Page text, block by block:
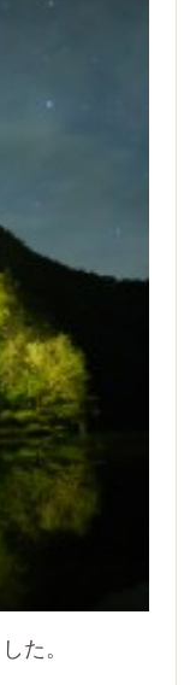
た。